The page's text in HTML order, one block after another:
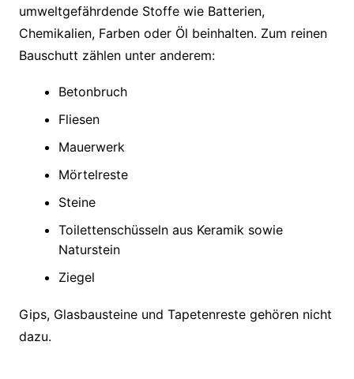
umweltgefährdende Stoffe wie Batterien,
Chemikalien, Farben oder Öl beinhalten. Zum reinen
Bauschutt zählen unter anderem:
Betonbruch
Fliesen
Mauerwerk
Mörtelreste
Steine
Toilettenschüsseln aus Keramik sowie
Naturstein
Ziegel
Gips, Glasbausteine und Tapetenreste gehören nicht
dazu.